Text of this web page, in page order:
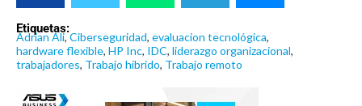
Etiquetas:
Adrian Ali, Ciberseguridad, evaluacion tecnológica,
hardware flexible, HP Inc, IDC, liderazgo organizacional,
trabajadores, Trabajo híbrido, Trabajo remoto